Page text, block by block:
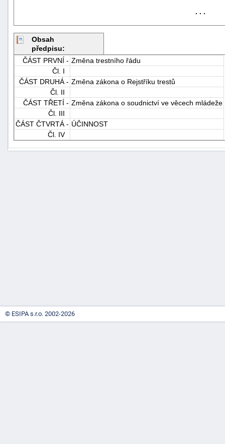
. . .
Obsah
předpisu:
ČÁST PRVNÍ - Změna trestního řádu
Čl. I
ČÁST DRUHÁ - Změna zákona o Rejstříku trestů
Čl. II
ČÁST TŘETÍ - Změna zákona o soudnictví ve věcech mládeže
Čl. III
ČÁST ČTVRTÁ - ÚČINNOST
Čl. IV
+náhrady
© ESIPA s.r.o. 2002-2026